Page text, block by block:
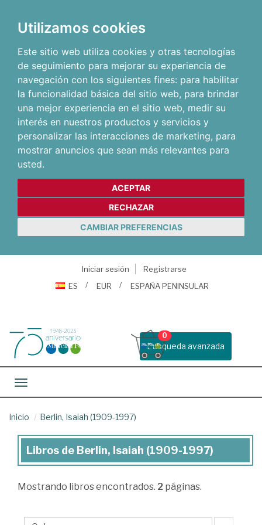
Utilizamos cookies
Este sitio web utiliza cookies y otras tecnologías
de seguimiento para mejorar su experiencia de
navegación con los siguientes fines: para habilitar
la funcionalidad básica del sitio web, para brindar
una mejor experiencia en el sitio web, medir su
interés en nuestros productos y servicios y
personalizar las interacciones de marketing, para
mostrar anuncios que sean más relevantes para
usted.
ACEPTAR
RECHAZAR
CAMBIAR PREFERENCIAS
Iniciar sesión
Registrarse
ES
EUR ESPAÑA PENINSULAR
Busqueda avanzada
0
Toggle navigation
Inicio Berlin, Isaiah (1909-1997)
Libros
Berlin,
Libros de Berlin, Isaiah (1909-1997)
Mostrando libros encontrados. 2 páginas.